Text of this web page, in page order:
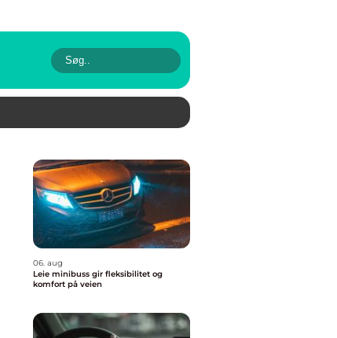
06. aug
Leie minibuss gir fleksibilitet og
komfort på veien